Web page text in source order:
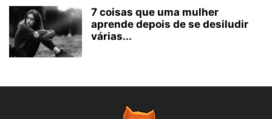
7 coisas que uma mulher
aprende depois de se desiludir
várias...